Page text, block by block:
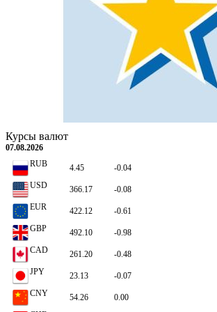
Самвел Карапетян назвал "успехом" армянской власти
на 2/3 по отношению к прошлому году
В Армении гостиницы будут классифицировать по
Курсы валют
07.08.2026
RUB
4.45
-0.04
USD
366.17
-0.08
EUR
422.12
-0.61
GBP
492.10
-0.98
CAD
261.20
-0.48
JPY
23.13
-0.07
CNY
54.26
0.00